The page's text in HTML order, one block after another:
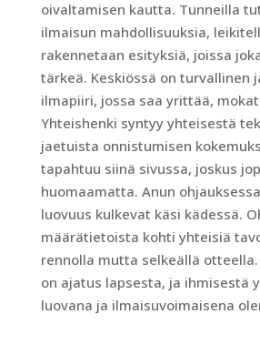
oivaltamisen kautta. Tunneilla
ilmaisun mahdollisuuksia,
rakennetaan esityksiä, joissa
tärkeä. Keskiössä on turvallinen
ilmapiiri, jossa saa yrittää,
Yhteishenki syntyy yhteisestä
jaetuista onnistumisen
tapahtuu siinä sivussa, joskus
huomaamatta. Anun
luovuus kulkevat käsi kädessä.
määrätietoista kohti yhteisiä
rennolla mutta selkeällä
on ajatus lapsesta, ja ihmisestä
luovana ja ilmaisuvoimaisena